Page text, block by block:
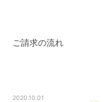
ご請求の流れ
2020.10.01